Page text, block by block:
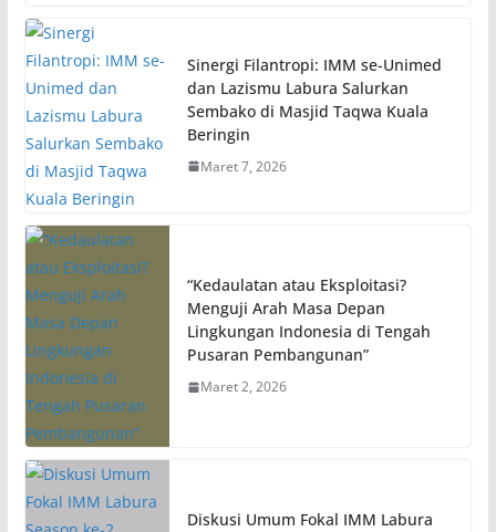
Sinergi Filantropi: IMM se-Unimed
dan Lazismu Labura Salurkan
Sembako di Masjid Taqwa Kuala
Beringin
Maret 7, 2026
“Kedaulatan atau Eksploitasi?
Menguji Arah Masa Depan
Lingkungan Indonesia di Tengah
Pusaran Pembangunan”
Maret 2, 2026
Diskusi Umum Fokal IMM Labura